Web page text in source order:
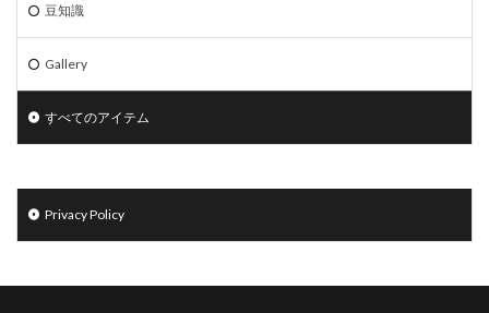
豆知識
Gallery
すべてのアイテム
Privacy Policy